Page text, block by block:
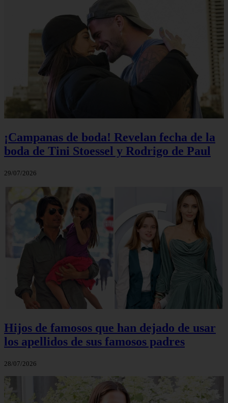
¡Campanas de boda! Revelan fecha de la
boda de Tini Stoessel y Rodrigo de Paul
29/07/2026
Hijos de famosos que han dejado de usar
los apellidos de sus famosos padres
28/07/2026